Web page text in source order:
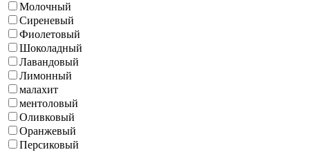
Молочный
Сиреневый
Фиолетовый
Шоколадный
Лавандовый
Лимонный
малахит
ментоловый
Оливковый
Оранжевый
Персиковый